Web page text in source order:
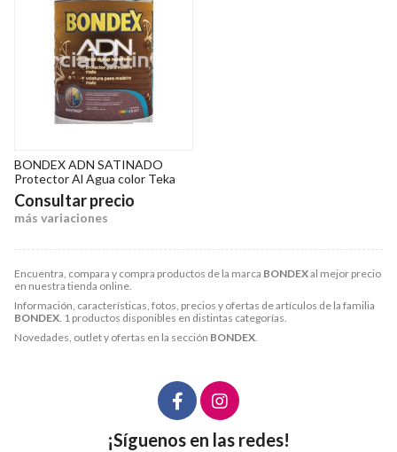
Encuentra, compara y compra productos de la marca BONDEXal mejor precio
en nuestra tienda online.
Información, características, fotos, precios y ofertas de artículos de la familia
BONDEX. 1 productos disponibles en distintas categorías.
Novedades, outlet y ofertas en la sección BONDEX.
BONDEX ADN SATINADO
Protector Al Agua color Teka
Consultar precio
más variaciones
¡Síguenos en las redes!